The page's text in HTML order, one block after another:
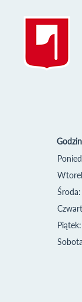
Środa:
Piątek: